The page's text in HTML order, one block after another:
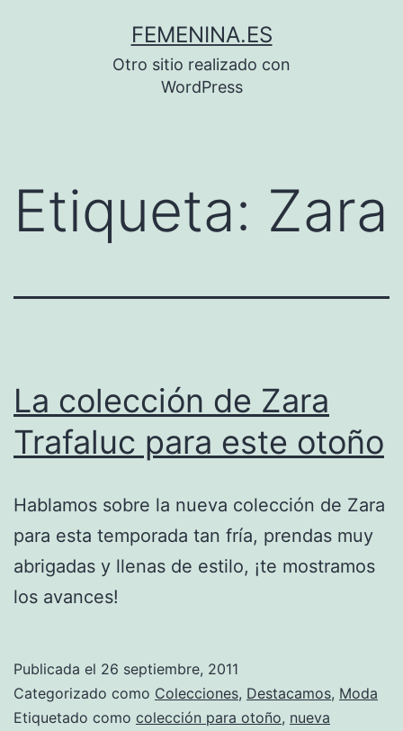
FEMENINA.ES
Otro sitio realizado con
WordPress
Etiqueta: Zara
La colección de Zara
Trafaluc para este otoño
Hablamos sobre la nueva colección de Zara
para esta temporada tan fría, prendas muy
abrigadas y llenas de estilo, ¡te mostramos
los avances!
Publicada el 26 septiembre, 2011
Categorizado como Colecciones, Destacamos, Moda
Etiquetado como colección para otoño, nueva